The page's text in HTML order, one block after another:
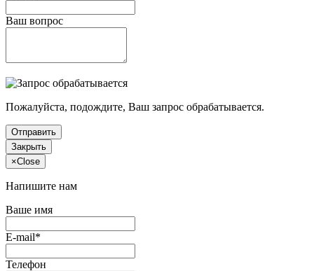
Ваш вопрос
Пожалуйста, подождите, Ваш запрос обрабатывается.
Отправить
Закрыть
×Close
Напишите нам
Ваше имя
E-mail*
Телефон